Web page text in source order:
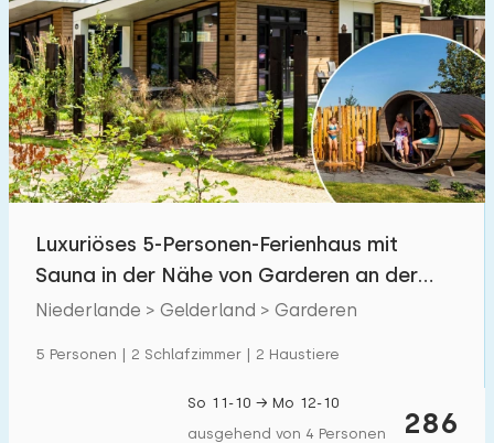
45
Hallenbad 900 +
Freibad 1000 +
Kinderanimation 800 +
Kindereinrichtungen im Park 800 +
Zugänglichkeit
Luxuriöses 5-Personen-Ferienhaus mit
Sauna in der Nähe von Garderen an der
Veluwe.
Niederlande > Gelderland > Garderen
5 Personen | 2 Schlafzimmer | 2 Haustiere
286
So 11-10 → Mo 12-10
ausgehend von 4 Personen